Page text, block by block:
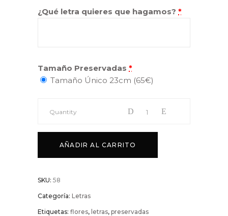
¿Qué letra quieres que hagamos? *
Tamaño Preservadas *
Tamaño Único 23cm (65€)
Quantity
AÑADIR AL CARRITO
SKU: 58
Categoría: Letras
Etiquetas: flores, letras, preservadas